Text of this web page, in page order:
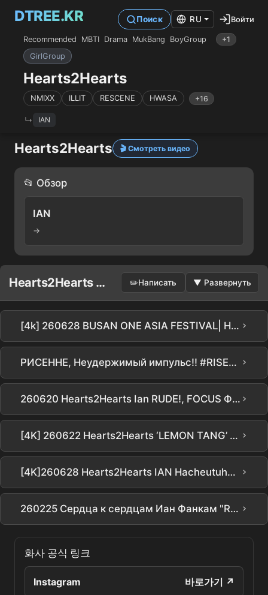
DTREE.KR
Recommended MBTI Drama MukBang BoyGroup
+1
GirlGroup
Hearts2Hearts
NMIXX ILLIT RESCENE HWASA +16
IAN
Поиск RU Войти
Hearts2Hearts 🎬 Смотреть видео
📂 Обзор
IAN
→
Hearts2Hearts Доска объявлений ✏️Написать ▼ Развернуть
[4k] 260628 BUSAN ONE ASIA FESTIVAL| Hearts2Hearts YUHA 'LEMON TANG' Фанкам(H2H YUHA Focus) ›
РИСЕННЕ, Неудержимый импульс!! #RISENNE #BIGBANG #HEARTSTOHEARTS ›
260620 Hearts2Hearts Ian RUDE!, FOCUS Фанкам 4K60p Hearts2Hearts fancam ›
[4K] 260622 Hearts2Hearts ‘LEMON TANG’ Шоукейс - ‘Lemon Tang’ Hearts2Hearts Yuha Фанкам H2H Yuha Focus ›
[4K]260628 Hearts2Hearts IAN Hacheutuhacheu Ian - Lemon Tang FanCam @ BOF ›
260225 Сердца к сердцам Иан Фанкам "RUDE!" @Университет Дэджин Ориентация ›
화사 공식 링크
Instagram 바로가기 ↗